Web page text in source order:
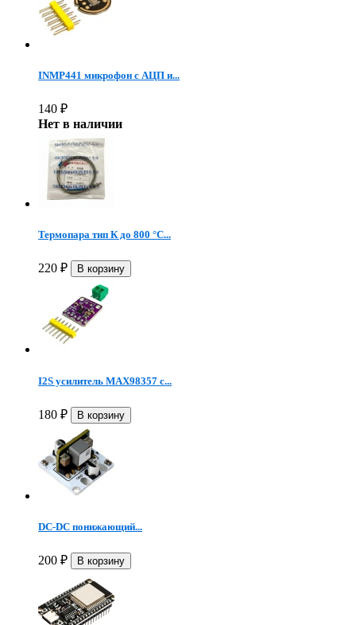
INMP441 микрофон c АЦП и...
140 ₽
Нет в наличии
Термопара тип К до 800 °C...
220 ₽
I2S усилитель MAX98357 с...
180 ₽
DC-DC понижающий...
200 ₽